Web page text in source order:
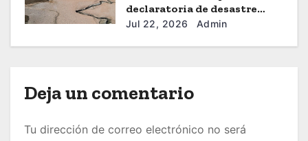
declaratoria de desastre
nacional por fenómeno de El
Jul 22, 2026 Admin
Deja un comentario
Tu dirección de correo electrónico no será